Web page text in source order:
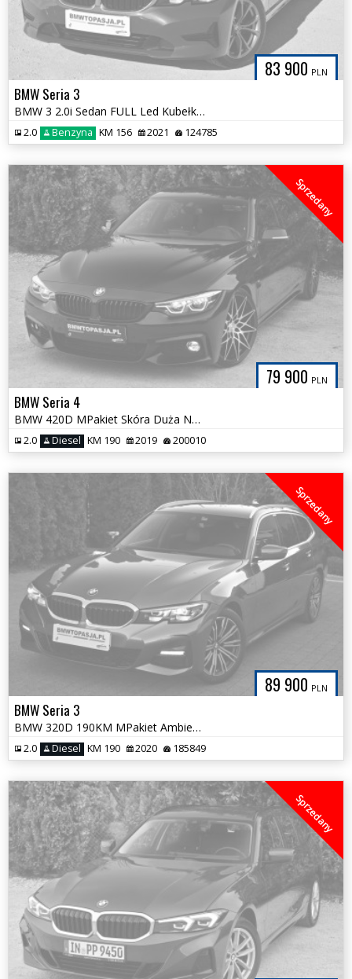
83 900 PLN
BMW Seria 3
BMW 3 2.0i Sedan FULL Led Kubełki Półskóry Serwis ASO BMW Jedyna Taka
2.0 Benzyna KM 156 2021 124785
79 900 PLN
Sprzedany
BMW Seria 4
BMW 420D MPakiet Skóra Duża Navi HiFi Serwis ASO 100% Bezwypadkowa
2.0 Diesel KM 190 2019 200010
89 900 PLN
Sprzedany
BMW Seria 3
BMW 320D 190KM MPakiet Ambiente HiFi 100% Bezwypadkowa Serwis ASO BMW
2.0 Diesel KM 190 2020 185849
Sprzedany